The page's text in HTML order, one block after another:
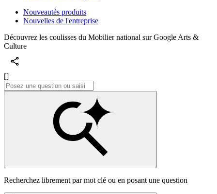
Nouveautés produits
Nouvelles de l'entreprise
Découvrez les coulisses du Mobilier national sur Google Arts &
Culture
[]
Recherchez librement par mot clé ou en posant une question